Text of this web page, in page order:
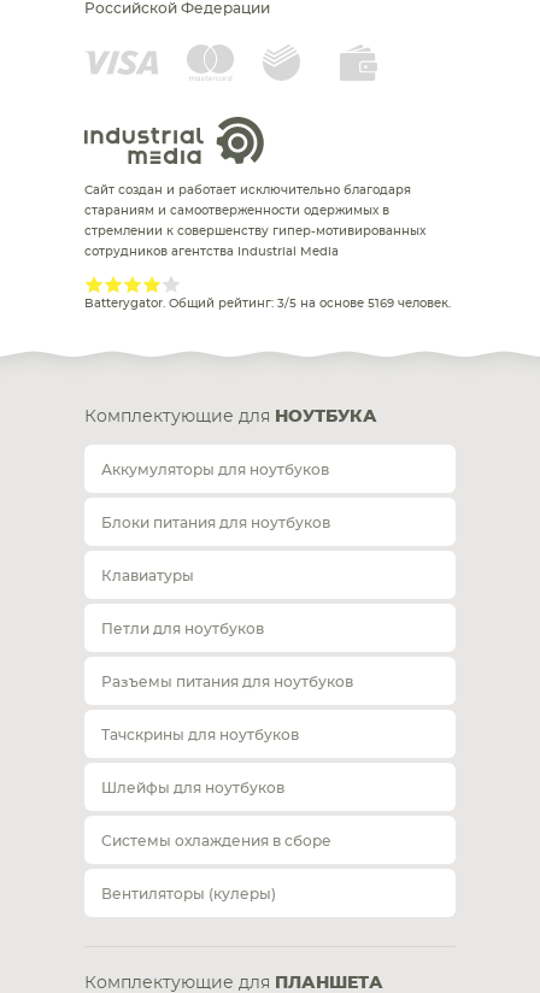
Российской Федерации
Сайт создан и работает исключительно благодаря
стараниям и самоотверженности одержимых в
стремлении к совершенству гипер-мотивированных
сотрудников агентства Industrial Media
Batterygator. Общий рейтинг: 3/5 на основе 5169 человек.
Комплектующие для НОУТБУКА
Аккумуляторы для ноутбуков
Блоки питания для ноутбуков
Клавиатуры
Петли для ноутбуков
Разъемы питания для ноутбуков
Тачскрины для ноутбуков
Шлейфы для ноутбуков
Системы охлаждения в сборе
Вентиляторы (кулеры)
Комплектующие для ПЛАНШЕТА